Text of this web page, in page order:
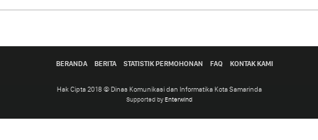
BERANDA BERITA STATISTIK PERMOHONAN FAQ KONTAK KAMI
Hak Cipta 2018 © Dinas Komunikasi dan Informatika Kota Samarinda
Supported by Enterwind